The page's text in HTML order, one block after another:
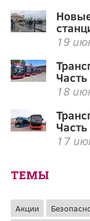
19
18
17
ТЕМЫ
Акции